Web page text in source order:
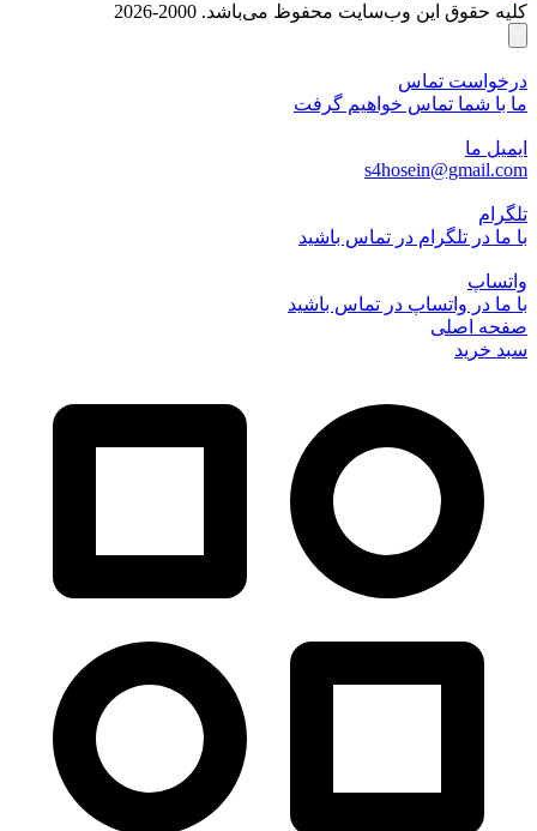
کلیه حقوق این وب‌سایت محفوظ می‌باشد. 2000-2026
درخواست تماس
ما با شما تماس خواهیم گرفت
ایمیل ما
s4hosein@gmail.com
تلگرام
با ما در تلگرام در تماس باشید
واتساپ
با ما در واتساپ در تماس باشید
صفحه اصلی
سبد خرید